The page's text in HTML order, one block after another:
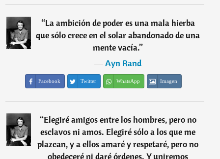
“La ambición de poder es una mala hierba
que sólo crece en el solar abandonado de una
mente vacía.”
―Ayn Rand
Facebook Twitter WhatsApp Imagen
“Elegiré amigos entre los hombres, pero no
esclavos ni amos. Elegiré sólo a los que me
plazcan, y a ellos amaré y respetaré, pero no
obedeceré ni daré órdenes. Y uniremos